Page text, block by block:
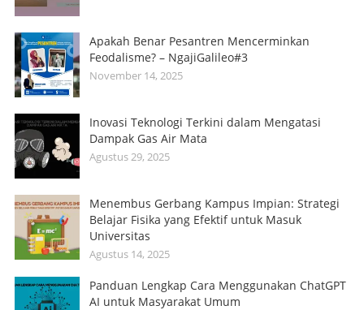
Apakah Benar Pesantren Mencerminkan
Feodalisme? – NgajiGalileo#3
November 14, 2025
Inovasi Teknologi Terkini dalam Mengatasi
Dampak Gas Air Mata
Agustus 29, 2025
Menembus Gerbang Kampus Impian: Strategi
Belajar Fisika yang Efektif untuk Masuk
Universitas
Agustus 14, 2025
Panduan Lengkap Cara Menggunakan ChatGPT
AI untuk Masyarakat Umum